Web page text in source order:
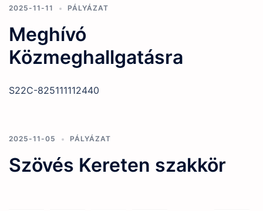
2025-11-11 PÁLYÁZAT
Meghívó
Közmeghallgatásra
S22C-825111112440
2025-11-05 PÁLYÁZAT
Szövés Kereten szakkör